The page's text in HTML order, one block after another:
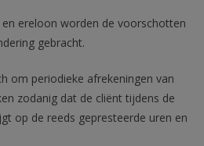
ereloon worden de voorschotten
gebracht.
om periodieke afrekeningen van
zodanig dat de cliënt tijdens de
op de reeds gepresteerde uren en